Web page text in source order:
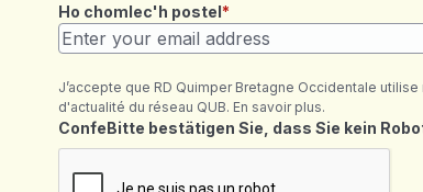
Ho chomlec'h postel
J’accepte que RD Quimper Bretagne Occidentale
d'actualité du réseau QUB. En savoir plus.
Maeziennoù ret
ConfeBitte bestätigen Sie, dass Sie kein